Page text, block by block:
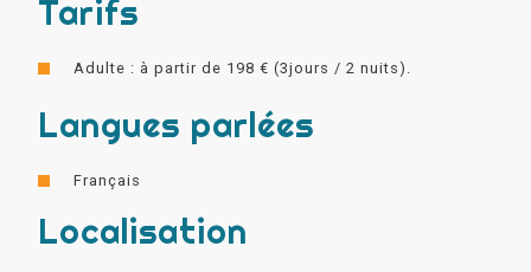
Tarifs
Adulte : à partir de 198 € (3jours / 2 nuits).
Langues parlées
Français
Localisation